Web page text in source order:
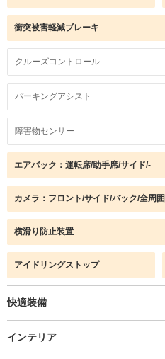
衝突被害軽減ブレーキ
クルーズコントロール
パーキングアシスト
障害物センサー
エアバック：運転席/助手席/サイド/-
カメラ：フロント/サイド/バック/全周囲
横滑り防止装置
アイドリングストップ
快適装備
インテリア